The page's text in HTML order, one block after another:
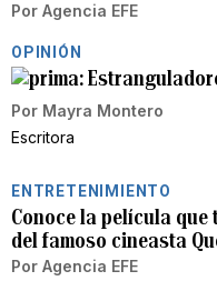
Por Agencia EFE
OPINIÓN
Por Mayra Montero
Escritora
ENTRETENIMIENTO
Conoce la película que
del famoso cineasta
Por Agencia EFE